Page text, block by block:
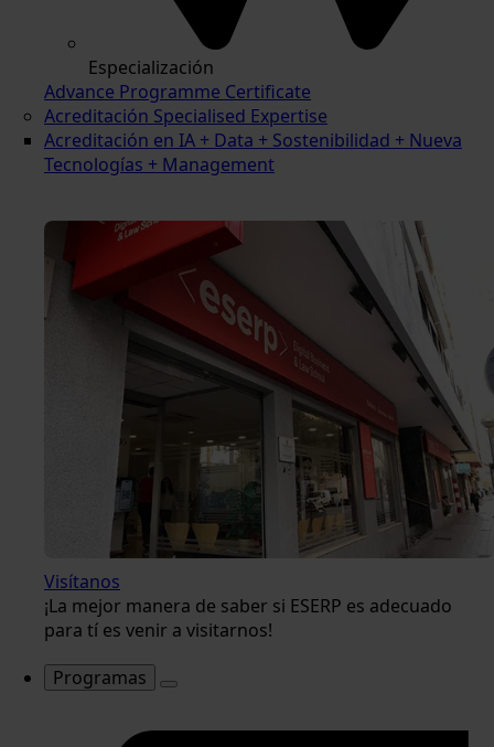
Especialización
Advance Programme Certificate
Acreditación Specialised Expertise
Acreditación en IA + Data + Sostenibilidad + Nueva
Tecnologías + Management
Visítanos
¡La mejor manera de saber si ESERP es adecuado
para tí es venir a visitarnos!
Programas